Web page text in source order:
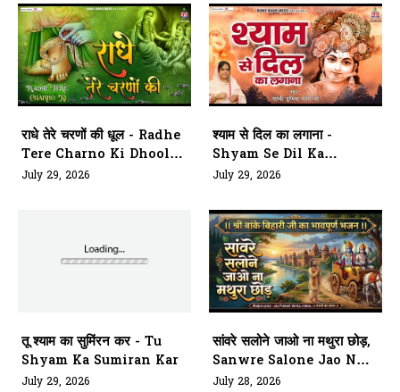
राधे तेरे चरणों की धूल - Radhe
Tere Charno Ki Dhool
Jo Mil
July 29, 2026
श्याम से दिल का लगाना -
Shyam Se Dil Ka
Lagana
July 29, 2026
तू श्याम का सुमिंरन कर - Tu
Shyam Ka Sumiran Kar
July 29, 2026
सांवरे सलोने जाओ ना मथुरा छोड़,
Sanwre Salone Jao Naa
Mathura Chhod
July 28, 2026